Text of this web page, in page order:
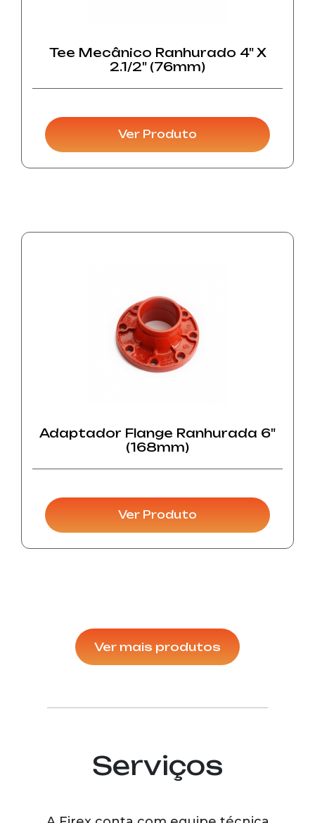
Tee Mecânico Ranhurado 4" X
2.1/2" (76mm)
Ver Produto
Adaptador Flange Ranhurada 6"
(168mm)
Ver Produto
Ver mais produtos
Serviços